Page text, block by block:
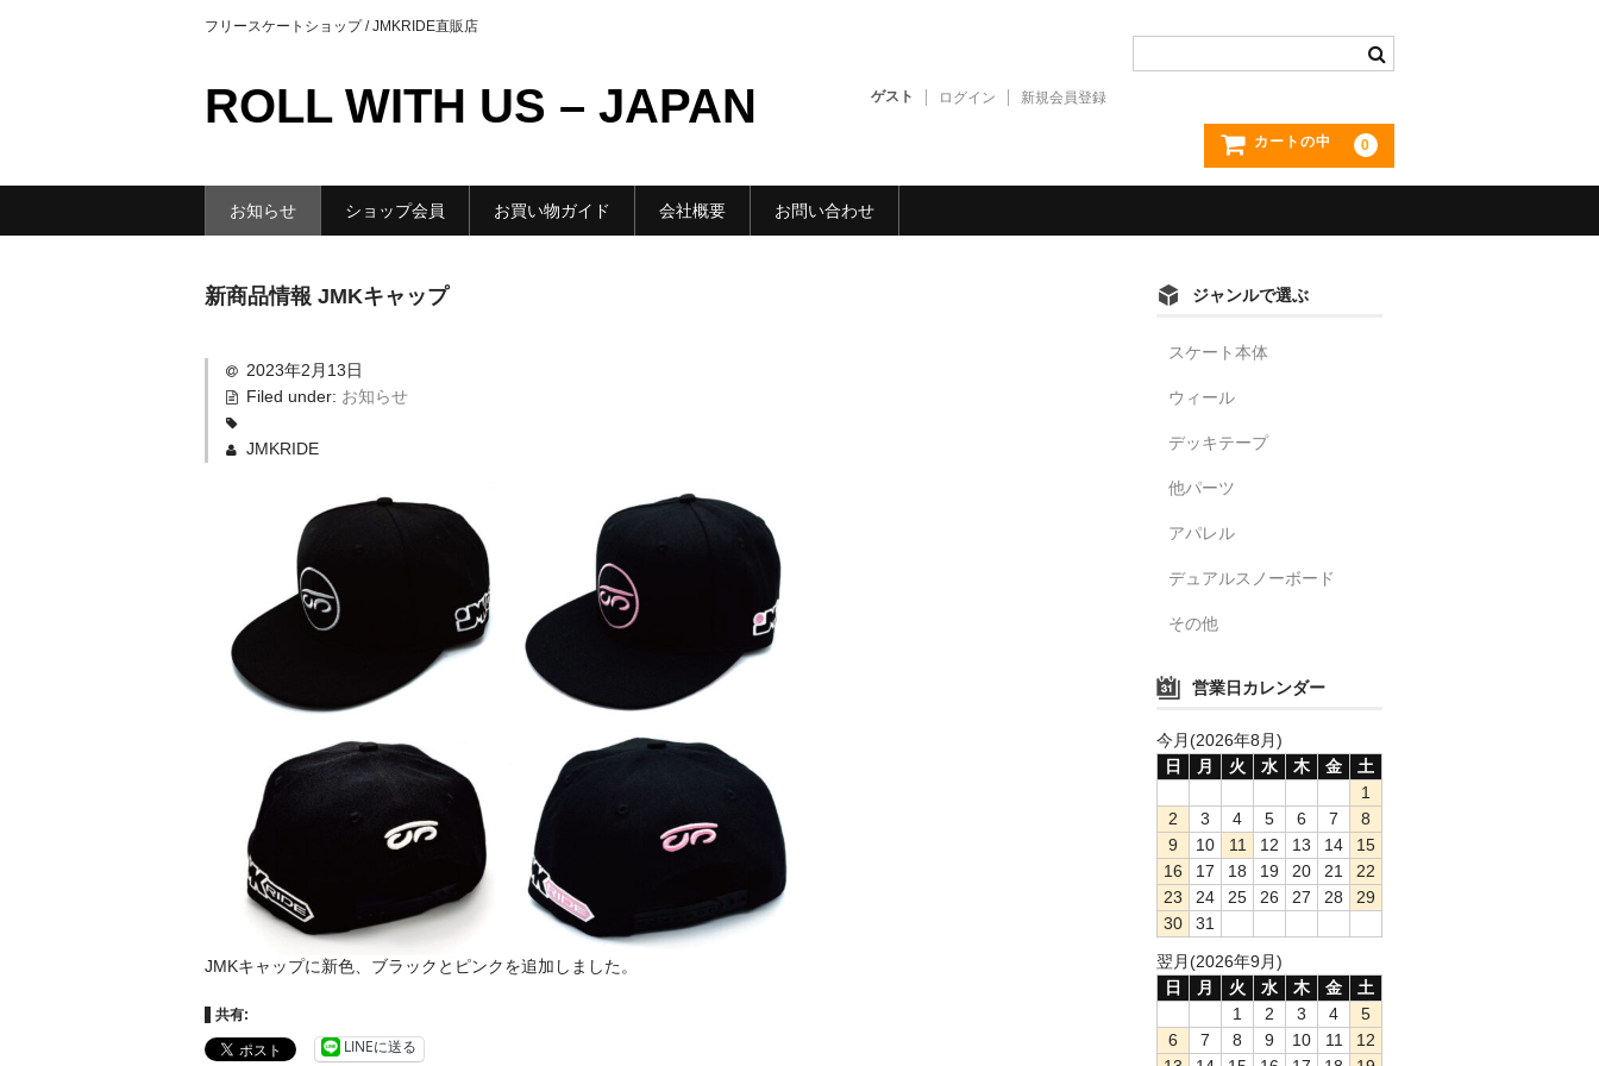
フリースケートショップ / JMKRIDE直販店
ROLL WITH US – JAPAN ゲスト ログイン 新規会員登録
カートの中 0
お知らせ ショップ会員 お買い物ガイド 会社概要 お問い合わせ
新商品情報 JMKキャップ
2023年2月13日
Filed under: お知らせ
JMKRIDE
JMKキャップに新色、ブラックとピンクを追加しました。
共有:
LINEに送る
ジャンルで選ぶ
スケート本体
ウィール
デッキテープ
他パーツ
アパレル
デュアルスノーボード
その他
営業日カレンダー
今月(2026年8月)
日
月 火 水 木 金
土
1
2
3 4 5 6 7
8
9
10 11 12 13 14
15
16
17 18 19 20 21
22
23
24 25 26 27 28
29
30
31
翌月(2026年9月)
日
月 火 水 木 金
土
1
2 3 4
5
6
7 8 9 10 11
12